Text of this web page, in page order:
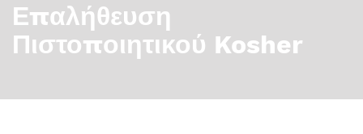
Επαλήθευση
Πιστοποιητικού Kosher